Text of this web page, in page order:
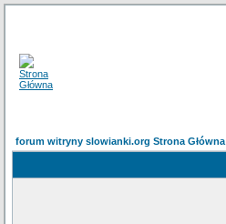
forum witryny slowianki.org Strona Główna